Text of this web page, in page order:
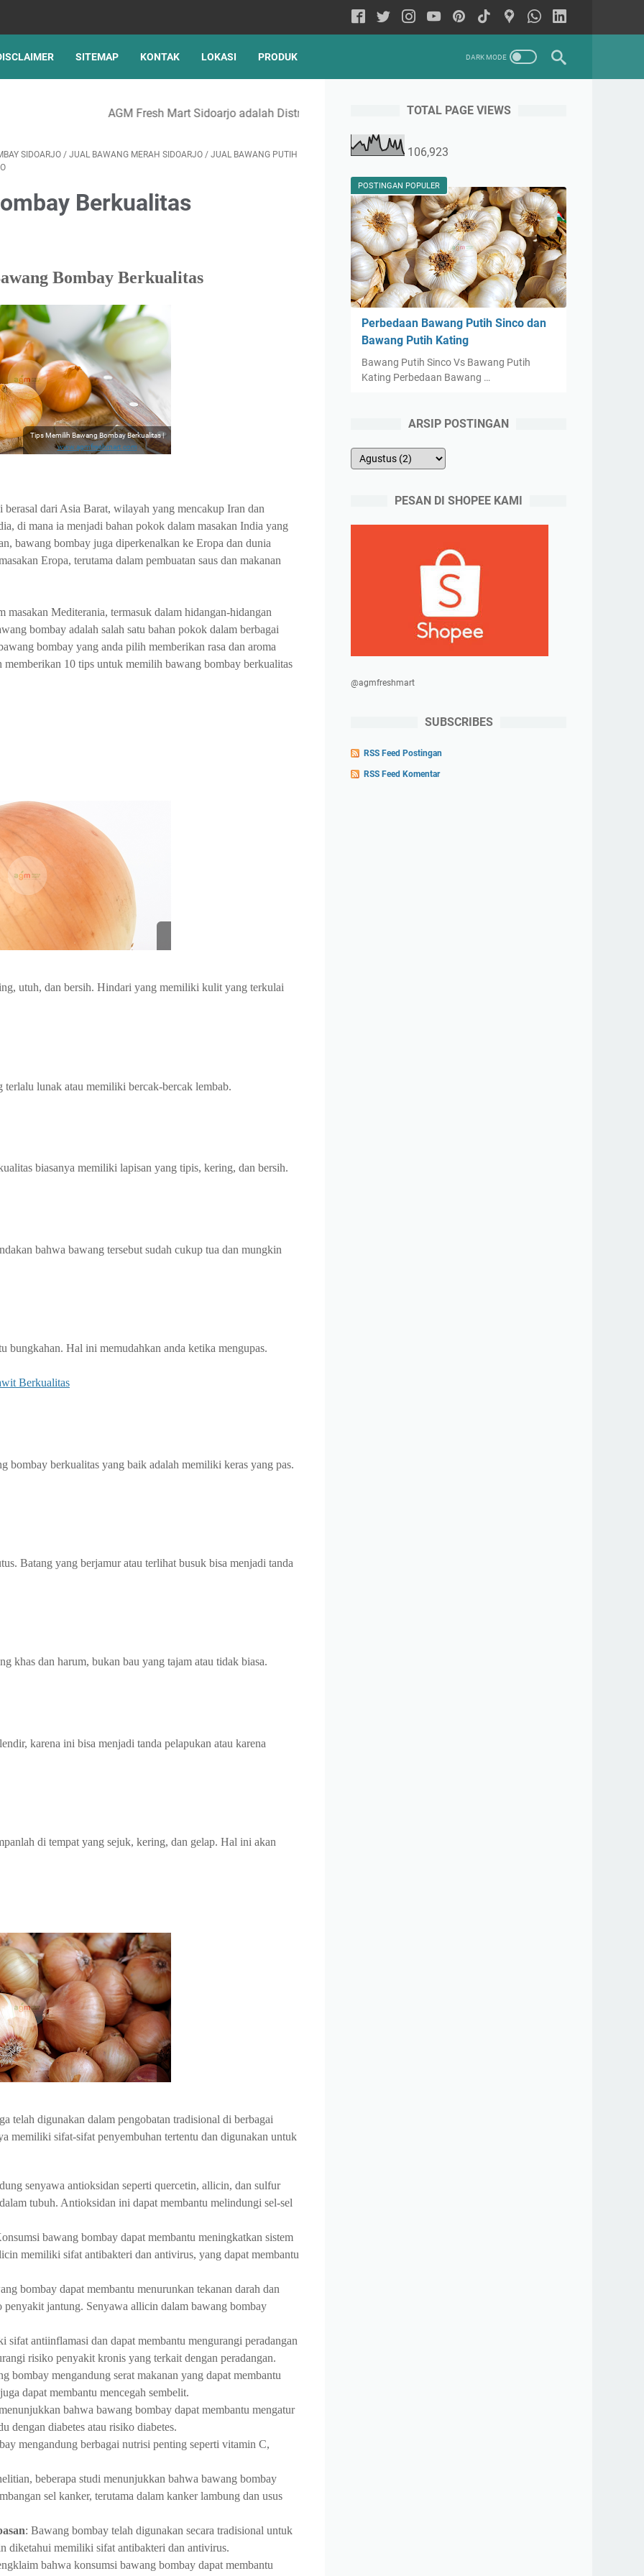
SITEMAP KONTAK LOKASI PRODUK
Fresh Mart Sidoarjo adalah Distributor, Importir, Wholesaler, dan Retailer Sayuran Botanical dari Bawang Merah, Bawang
SIDOARJO / JUAL BAWANG MERAH SIDOARJO / JUAL BAWANG PUTIH
Berkualitas
Bombay Berkualitas
Tips Memilih Bawang Bombay Berkualitas |
www.agmfreshmart.com
dari Asia Barat, wilayah yang mencakup Iran dan
di mana ia menjadi bahan pokok dalam masakan India yang
bawang bombay juga diperkenalkan ke Eropa dan dunia
Eropa, terutama dalam pembuatan saus dan makanan
Mediterania, termasuk dalam hidangan-hidangan
bombay adalah salah satu bahan pokok dalam berbagai
bombay yang anda pilih memberikan rasa dan aroma
10 tips untuk memilih bawang bombay berkualitas
Putih, dan Bawang Bombay
Putih, dan Bawang Bombay
Sayur Botanical Segar di Sidoarjo
Ti
s
M
e
a
w
n
g
b
a
B
er
utuh, dan bersih. Hindari yang memiliki kulit yang terkulai
lunak atau memiliki bercak-bercak lembab.
biasanya memiliki lapisan yang tipis, kering, dan bersih.
bahwa bawang tersebut sudah cukup tua dan mungkin
bungkahan. Hal ini memudahkan anda ketika mengupas.
Berkualitas
bombay berkualitas yang baik adalah memiliki keras yang pas.
Batang yang berjamur atau terlihat busuk bisa menjadi tanda
khas dan harum, bukan bau yang tajam atau tidak biasa.
karena ini bisa menjadi tanda pelapukan atau karena
di tempat yang sejuk, kering, dan gelap. Hal ini akan
an
B
w.
ag
m
fr
es
h
m
co
m
telah digunakan dalam pengobatan tradisional di berbagai
memiliki sifat-sifat penyembuhan tertentu dan digunakan untuk
senyawa antioksidan seperti quercetin, allicin, dan sulfur
tubuh. Antioksidan ini dapat membantu melindungi sel-sel
bawang bombay dapat membantu meningkatkan sistem
memiliki sifat antibakteri dan antivirus, yang dapat membantu
bombay dapat membantu menurunkan tekanan darah dan
jantung. Senyawa allicin dalam bawang bombay
sifat antiinflamasi dan dapat membantu mengurangi peradangan
risiko penyakit kronis yang terkait dengan peradangan.
bombay mengandung serat makanan yang dapat membantu
dapat membantu mencegah sembelit.
bahwa bawang bombay dapat membantu mengatur
dengan diabetes atau risiko diabetes.
mengandung berbagai nutrisi penting seperti vitamin C,
beberapa studi menunjukkan bahwa bawang bombay
sel kanker, terutama dalam kanker lambung dan usus
: Bawang bombay telah digunakan secara tradisional untuk
diketahui memiliki sifat antibakteri dan antivirus.
bahwa konsumsi bawang bombay dapat membantu
H
ar
B
a
w
TOTAL PAGE VIEWS
106,923
POSTINGAN POPULER
Perbedaan Bawang Putih Sinco dan
Bawang Putih Kating
Bawang Putih Sinco Vs Bawang Putih
Kating Perbedaan Bawang …
ARSIP POSTINGAN
PESAN DI SHOPEE KAMI
@agmfreshmart
SUBSCRIBES
RSS Feed Postingan
RSS Feed Komentar